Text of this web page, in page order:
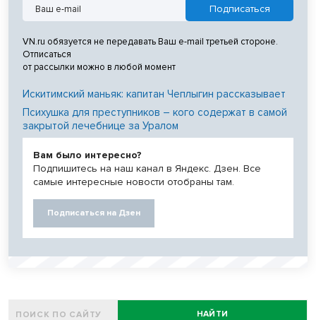
VN.ru обязуется не передавать Ваш e-mail третьей стороне.
Отписаться
от рассылки можно в любой момент
Искитимский маньяк: капитан Чеплыгин рассказывает
Психушка для преступников – кого содержат в самой
закрытой лечебнице за Уралом
Вам было интересно?
Подпишитесь на наш канал в Яндекс. Дзен. Все
самые интересные новости отобраны там.
Подписаться на Дзен
НАЙТИ